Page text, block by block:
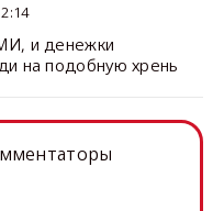
и денежки
на подобную хрень